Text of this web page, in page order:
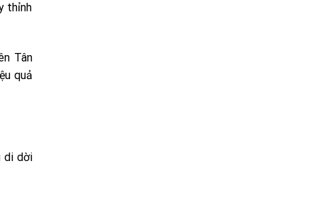
thỉnh
Tân
quả
di dời